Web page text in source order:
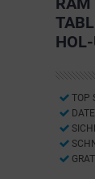
TOP